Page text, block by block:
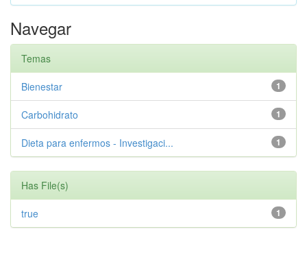
Navegar
Temas
1
Bienestar
1
Carbohidrato
1
Dieta para enfermos - Investigaci...
Has File(s)
1
true